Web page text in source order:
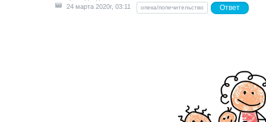
24 марта 2020г, 03:11
опека/попечительство Ответ